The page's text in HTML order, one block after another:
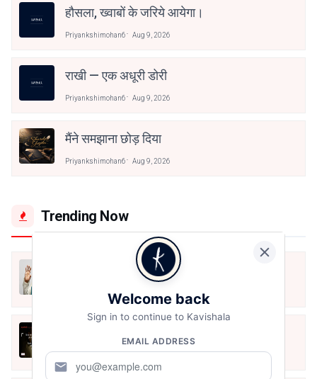
हौसला, ख्वाबों के जरिये आयेगा।
Priyankshimohan6 Aug 9, 2026
राखी — एक अधूरी डोरी
Priyankshimohan6 Aug 9, 2026
मैंने समझाना छोड़ दिया
Priyankshimohan6 Aug 9, 2026
Trending Now
मैं शून्य पे सवार हूँ
Jun 16, 2020
Stay Safe | TVF's Aspirants
Welcome back
Sign in to continue to Kavishala
EMAIL ADDRESS
mail